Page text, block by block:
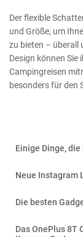
Der flexible
und Größe, um
zu bieten – überall
Design können
Campingreisen
besonders für den
Einige Dinge,
Neue Instagram
Die besten
Das OnePlus 8T